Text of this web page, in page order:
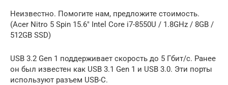
Неизвестно. Помогите нам, предложите стоимость.
(Acer Nitro 5 Spin 15.6″ Intel Core i7-8550U / 1.8GHz / 8GB /
512GB SSD)
USB 3.2 Gen 1 поддерживает скорость до 5 Гбит/с. Ранее
он был известен как USB 3.1 Gen 1 и USB 3.0. Эти порты
используют разъем USB-C.